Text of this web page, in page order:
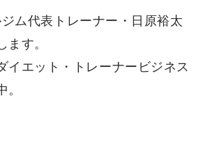
ム代表トレーナー・日原裕太
ます。
イエット・トレーナービジネス